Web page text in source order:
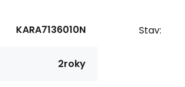
KARA7136010N
2roky
Stav: